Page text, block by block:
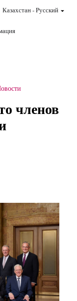
Казахстан-Pусский
членов